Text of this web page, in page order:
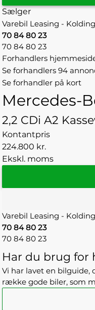
Sælger
Varebil Leasing -
70 84 80 23
70 84 80 23
Forhandlers
Se forhandlers 94
Se forhandler på kort
Mercedes-
2,2 CDi A2
Kontantpris
224.800 kr.
Ekskl. moms
Varebil Leasing -
70 84 80 23
70 84 80 23
Har du brug
Vi har lavet en bilguide,
række gode biler, som